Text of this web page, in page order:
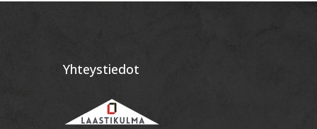
Yhteystiedot